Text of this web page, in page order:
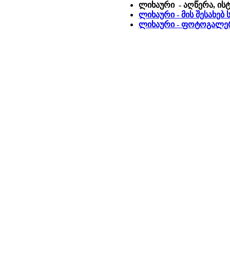
ლიხაური - აღწერა,
ლიხაური - მის
ლიხაური -